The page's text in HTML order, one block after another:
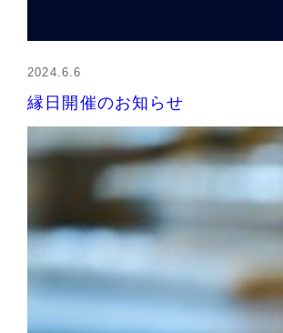
2024.6.6
縁日開催のお知らせ